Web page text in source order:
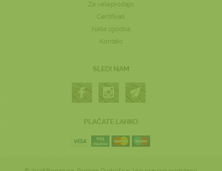
Za veleprodajo
Certifikati
Naša zgodba
Kontakt
SLEDI NAM
PLAČATE LAHKO